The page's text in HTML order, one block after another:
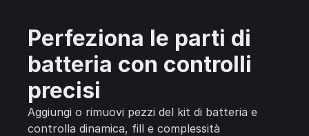
Perfeziona le parti di
batteria con controlli
precisi
Aggiungi o rimuovi pezzi del kit di batteria e
controlla dinamica, fill e complessità